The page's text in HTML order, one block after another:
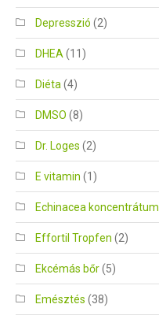
Depresszió (2)
DHEA(11)
Diéta(4)
DMSO (8)
Dr. Loges (2)
E vitamin (1)
Echinacea koncentrátum
Effortil Tropfen (2)
Ekcémás bőr(5)
Emésztés (38)